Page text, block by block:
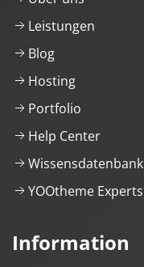
Leistungen
Blog
Hosting
Portfolio
Help Center
Wissensdatenbank
YOOtheme Experts
Information